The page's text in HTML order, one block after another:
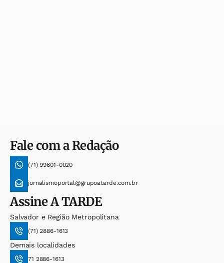
Fale com a Redação
(71) 99601-0020
jornalismoportal@grupoatarde.com.br
AssineA TARDE
Salvador e Região Metropolitana
(71) 2886-1613
Demais localidades
71 2886-1613